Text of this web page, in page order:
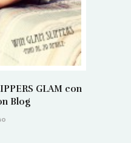
GLAM con
Blog